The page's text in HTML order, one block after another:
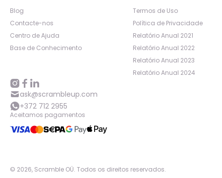
Blog
Contacte-nos
Centro de Ajuda
Base de Conhecimento
Termos de Uso
Política de Privacidade
Relatório Anual 2021
Relatório Anual 2022
Relatório Anual 2023
Relatório Anual 2024
ask@scrambleup.com
+372 712 2955
Aceitamos pagamentos
© 2026, Scramble OÜ. Todos os direitos reservados.